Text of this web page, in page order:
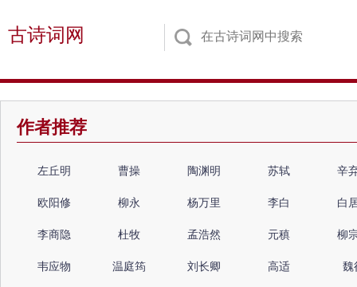
古诗词网
作者推荐
左丘明 曹操 陶渊明 苏轼 辛
欧阳修 柳永 杨万里 李白 白
李商隐 杜牧 孟浩然 元稹 柳
韦应物 温庭筠 刘长卿 高适 魏